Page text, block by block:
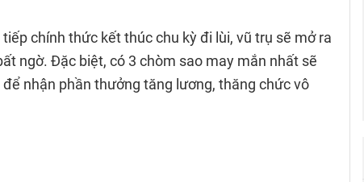
chính thức kết thúc chu kỳ đi lùi, vũ trụ sẽ mở ra
ngờ. Đặc biệt, có 3 chòm sao may mắn nhất sẽ
nhận phần thưởng tăng lương, thăng chức vô